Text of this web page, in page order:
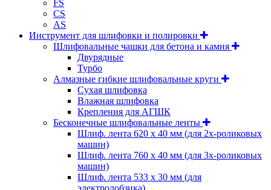
FS
CS
AS
Инструмент для шлифовки и полировки
Шлифовальные чашки для бетона и камня
Двурядные
Турбо
Алмазные гибкие шлифовальные круги
Cухая шлифовка
Влажная шлифовка
Крепления для АГШК
Бесконечные шлифовальные ленты
Шлиф. лента 620 х 40 мм (для 2х-роликовых
машин)
Шлиф. лента 760 х 40 мм (для 3х-роликовых
машин)
Шлиф. лента 533 х 30 мм (для
электролобзика)